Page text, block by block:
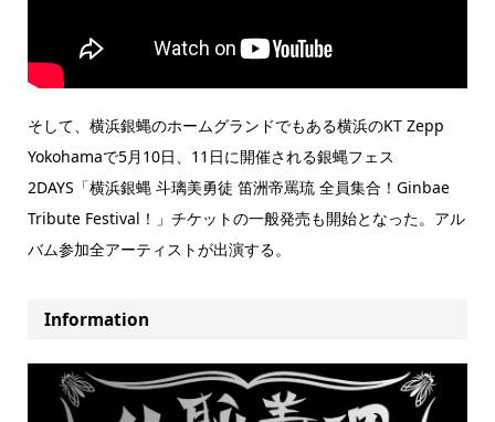
そして、横浜銀蝿のホームグランドでもある横浜のKT Zepp
Yokohamaで5月10日、11日に開催される銀蝿フェス
2DAYS「横浜銀蝿 斗璃美勇徒 笛洲帝罵琉 全員集合！Ginbae
Tribute Festival！」チケットの一般発売も開始となった。アル
バム参加全アーティストが出演する。
Information